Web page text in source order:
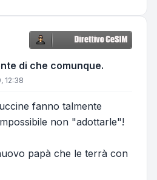
di che comunque.
12:38
fanno talmente
non "adottarle"!
papà che le terrà con